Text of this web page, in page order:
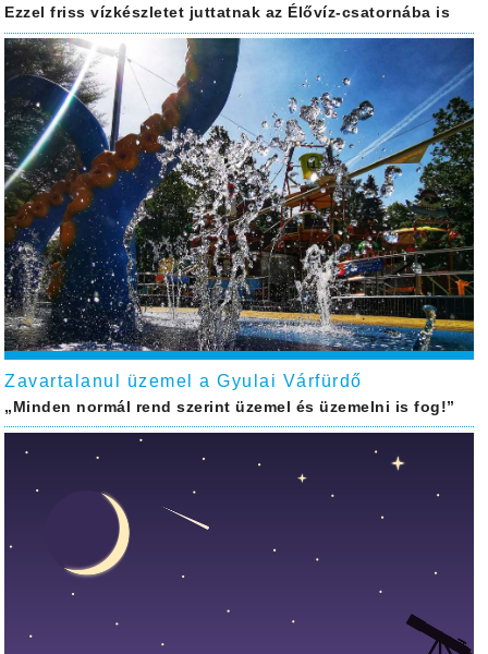
Ezzel friss vízkészletet juttatnak az Élővíz-csatornába is
Zavartalanul üzemel a Gyulai Várfürdő
„Minden normál rend szerint üzemel és üzemelni is fog!”